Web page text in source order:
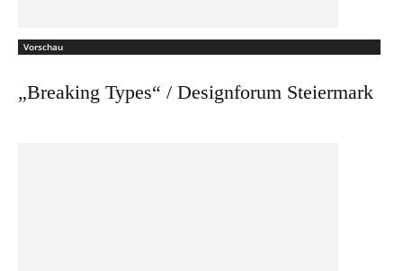
Vorschau
„Breaking Types“ / Designforum Steiermark